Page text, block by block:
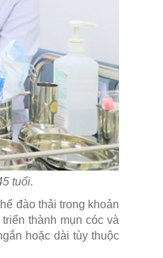
tuổi.
đào thải trong khoản
thành mụn cóc và
hoặc dài tùy thuộc